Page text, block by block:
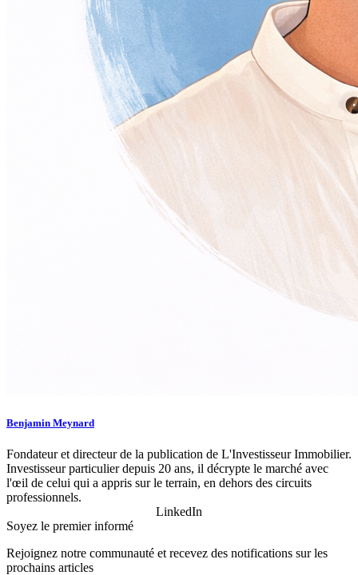
Benjamin Meynard
Fondateur et directeur de la publication de L'Investisseur Immobilier.
Investisseur particulier depuis 20 ans, il décrypte le marché avec
l'œil de celui qui a appris sur le terrain, en dehors des circuits
professionnels.
LinkedIn
Soyez le premier informé
Rejoignez notre communauté et recevez des notifications sur les
prochains articles